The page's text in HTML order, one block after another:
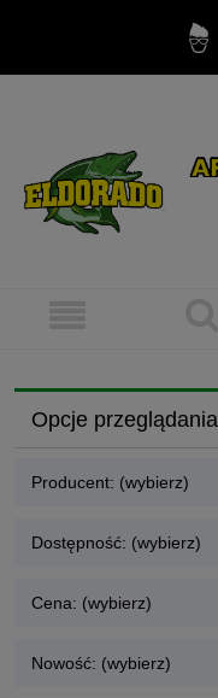
Opcje przeglądania
Producent: (wybierz)
Dostępność: (wybierz)
Cena: (wybierz)
Nowość: (wybierz)